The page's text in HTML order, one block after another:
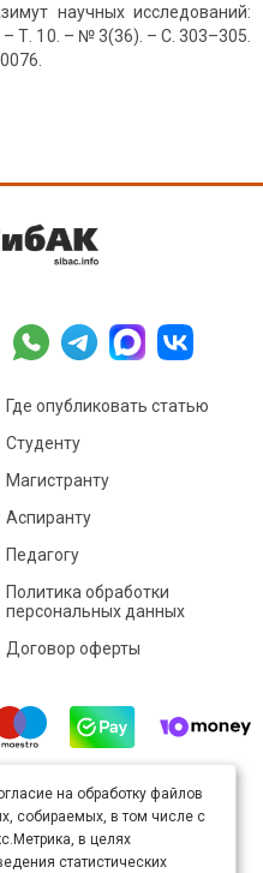
научных исследований:
– Т. 10. – № 3(36). – С. 303–305.
Где опубликовать статью
Студенту
Магистранту
Аспиранту
Педагогу
Политика обработки
персональных данных
Договор оферты
полицензии Creative
(«Атрибуция») 4.0
.
на обработку файлов
собираемых, в том числе с
в целях
статистических